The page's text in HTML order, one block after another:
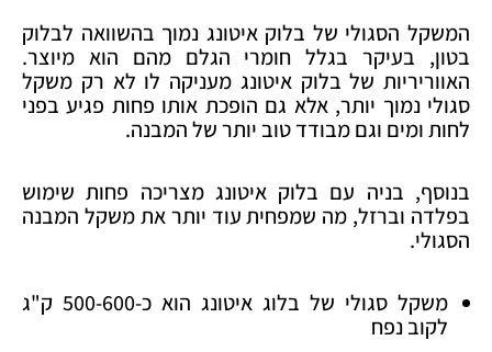
המשקל הסגולי של בלוק איטונג נמוך בהשוואה לבלוק
בטון, בעיקר בגלל חומרי הגלם מהם הוא מיוצר.
האווריריות של בלוק איטונג מעניקה לו לא רק משקל
סגולי נמוך יותר, אלא גם הופכת אותו פחות פגיע בפני
לחות ומים וגם מבודד טוב יותר של המבנה.
בנוסף, בניה עם בלוק איטונג מצריכה פחות שימוש
בפלדה וברזל, מה שמפחית עוד יותר את משקל המבנה
הסגולי.
משקל סגולי של בלוג איטונג הוא כ-500-600 ק"ג
לקוב נפח